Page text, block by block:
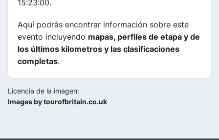
15:23:00.
Aquí podrás encontrar información sobre este
evento incluyendo mapas, perfiles de etapa y de
los últimos kilometros y las clasificaciones
completas.
Licencia de la imagen:
Images by tourofbritain.co.uk